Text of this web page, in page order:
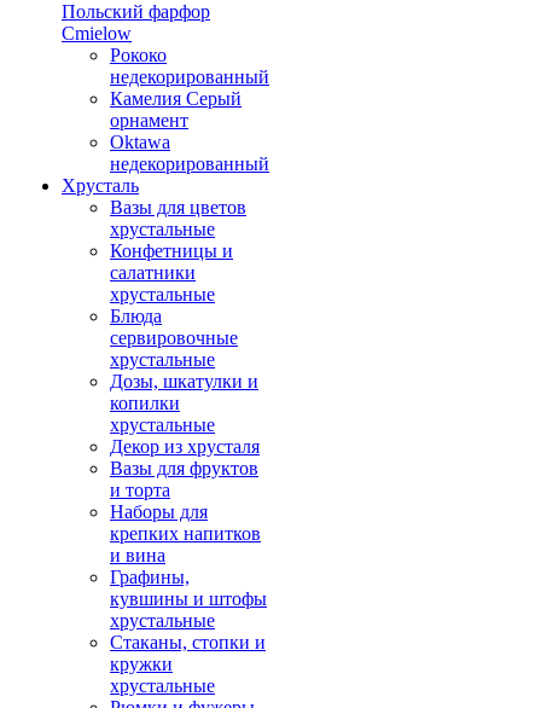
Польский фарфор
Сmielow
Рококо
недекорированный
Камелия Серый
орнамент
Oktawa
недекорированный
Хрусталь
Вазы для цветов
хрустальные
Конфетницы и
салатники
хрустальные
Блюда
сервировочные
хрустальные
Дозы, шкатулки и
копилки
хрустальные
Декор из хрусталя
Вазы для фруктов
и торта
Наборы для
крепких напитков
и вина
Графины,
кувшины и штофы
хрустальные
Стаканы, стопки и
кружки
хрустальные